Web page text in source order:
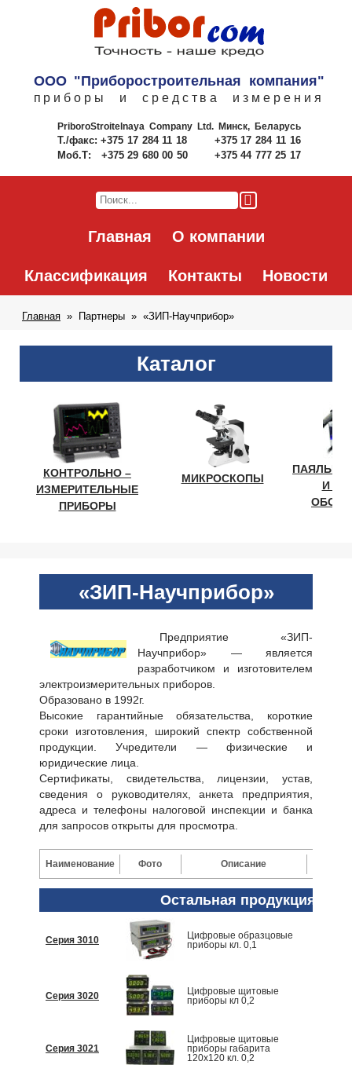
ООО "Приборостроительная компания"
приборы и средства измерения
PriboroStroitelnaya Company Ltd.Минск, Беларусь
Т./факс: +375 17 284 11 18
+375 17 284 11 16
Моб.Т:
+375 29 680 00 50 +375 44 777 25 17
Главная О компании
Классификация Контакты Новости
Главная Партнеры «ЗИП-Научприбор»
Каталог
КОНТРОЛЬНО –
ИЗМЕРИТЕЛЬНЫЕ
ПРИБОРЫ
МИКРОСКОПЫ
И
«ЗИП-Научприбор»
Предприятие «ЗИП-
Научприбор» — является
разработчиком и изготовителем
электроизмерительных приборов.
Образовано в 1992г.
Высокие гарантийные обязательства, короткие
сроки изготовления, широкий спектр собственной
продукции. Учредители — физические и
юридические лица.
Сертификаты, свидетельства, лицензии, устав,
сведения о руководителях, анкета предприятия,
адреса и телефоны налоговой инспекции и банка
для запросов открыты для просмотра.
Наименование Фото Описание
Остальная продукция
Серия 3010
Цифровые образцовые
приборы кл. 0,1
Серия 3020
Цифровые щитовые
приборы кл 0,2
Серия 3021
Цифровые щитовые
приборы габарита
120х120 кл. 0,2